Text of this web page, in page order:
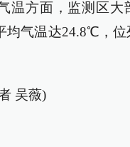
温方面，监测区大
均气温达24.8℃，位
吴薇)